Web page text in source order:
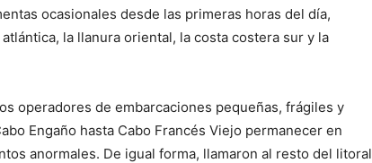
ocasionales desde las primeras horas del día,
la llanura oriental, la costa costera sur y la
operadores de embarcaciones pequeñas, frágiles y
Engaño hasta Cabo Francés Viejo permanecer en
anormales. De igual forma, llamaron al resto del litoral